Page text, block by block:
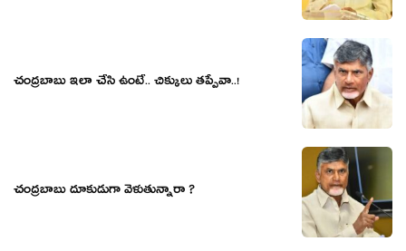
చంద్ర‌బాబు ఇలా చేసి ఉంటే.. చిక్కులు త‌ప్పేవా..!
చంద్రబాబు దూకుడుగా వెళుతున్నారా ?